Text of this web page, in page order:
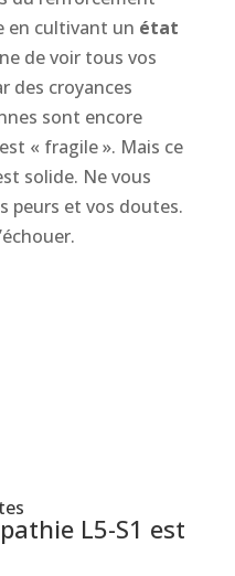
en cultivant un état
de voir tous vos
des croyances
sont encore
« fragile ». Mais ce
solide. Ne vous
peurs et vos doutes.
L5-S1 est